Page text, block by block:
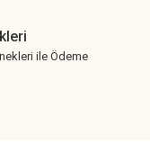
ile Ödeme